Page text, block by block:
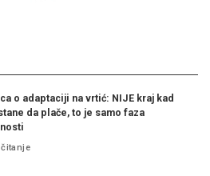
o adaptaciji na vrtić: NIJE kraj kad
da plače, to je samo faza